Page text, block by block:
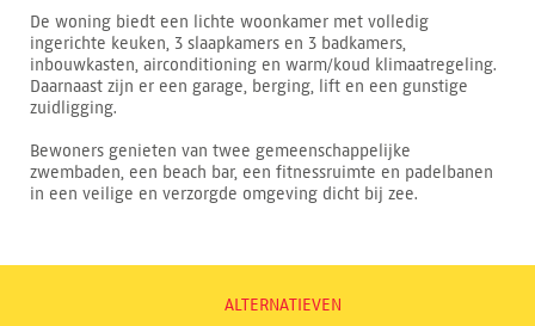
De woning biedt een lichte woonkamer met volledig
ingerichte keuken, 3 slaapkamers en 3 badkamers,
inbouwkasten, airconditioning en warm/koud klimaatregeling.
Daarnaast zijn er een garage, berging, lift en een gunstige
zuidligging.
Bewoners genieten van twee gemeenschappelijke
zwembaden, een beach bar, een fitnessruimte en padelbanen
in een veilige en verzorgde omgeving dicht bij zee.
ALTERNATIEVEN